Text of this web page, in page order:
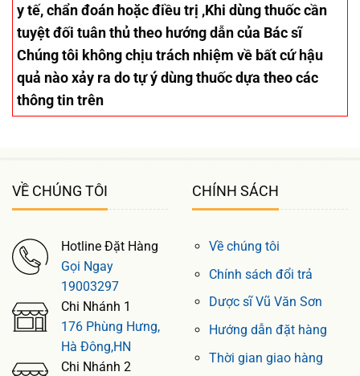
y tế, chẩn đoán hoặc điều trị ,Khi dùng thuốc cần
tuyệt đối tuân thủ theo hướng dẫn của Bác sĩ
Chúng tôi không chịu trách nhiệm về bất cứ hậu
quả nào xảy ra do tự ý dùng thuốc dựa theo các
thông tin trên
VỀ CHÚNG TÔI
Hotline Đặt Hàng
Gọi Ngay
19003297
Chi Nhánh 1
176 Phùng Hưng,
Hà Đông,HN
Chi Nhánh 2
CHÍNH SÁCH
Về chúng tôi
Chính sách đổi trả
Dược sĩ Vũ Văn Sơn
Hướng dẫn đặt hàng
Thời gian giao hàng